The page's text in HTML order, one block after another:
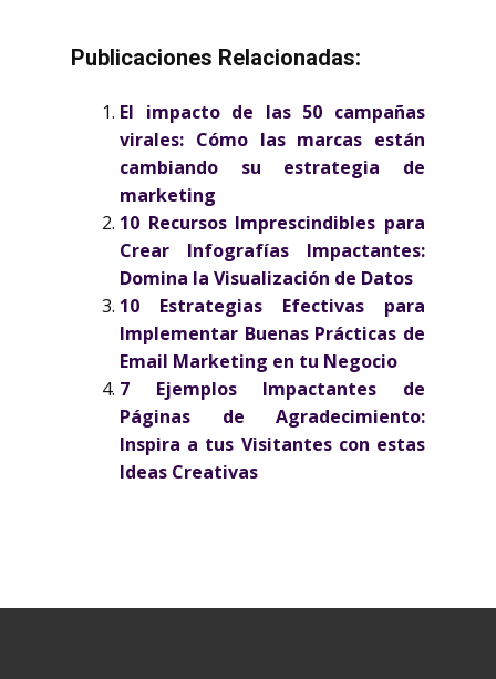
Publicaciones Relacionadas:
El impacto de las 50 campañas
virales: Cómo las marcas están
cambiando su estrategia de
marketing
10 Recursos Imprescindibles para
Crear Infografías Impactantes:
Domina la Visualización de Datos
10 Estrategias Efectivas para
Implementar Buenas Prácticas de
Email Marketing en tu Negocio
7 Ejemplos Impactantes de
Páginas de Agradecimiento:
Inspira a tus Visitantes con estas
Ideas Creativas